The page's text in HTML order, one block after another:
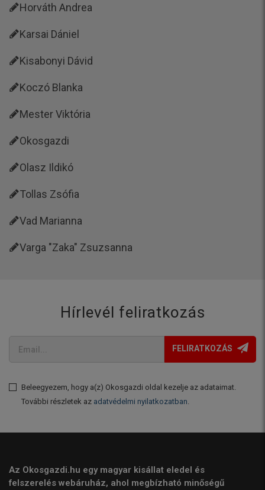
Horváth Andrea
Karsai Dániel
Kisabonyi Dávid
Koczó Blanka
Mester Viktória
Okosgazdi
Olasz Ildikó
Tollas Zsófia
Vad Marianna
Varga "Zaka" Zsuzsanna
Hírlevél feliratkozás
FELIRATKOZÁS
Beleegyezem, hogy a(z) Okosgazdi oldal kezelje az adataimat.
További részletek az adatvédelmi nyilatkozatban.
Az Okosgazdi.hu egy magyar kisállat eledel és
felszerelés webáruház, ahol megbízható minőségű